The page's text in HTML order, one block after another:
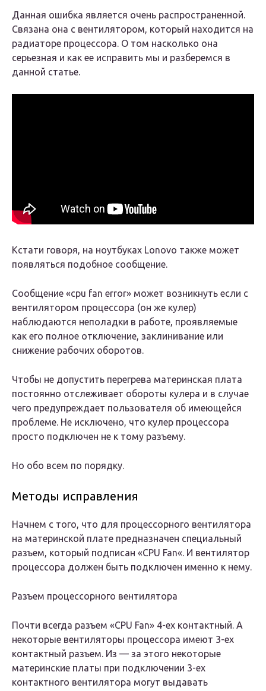
Данная ошибка является очень распространенной.
Связана она с вентилятором, который находится на
радиаторе процессора. О том насколько она
серьезная и как ее исправить мы и разберемся в
данной статье.
Кстати говоря, на ноутбуках Lonovo также может
появляться подобное сообщение.
Сообщение «cpu fan error» может возникнуть если с
вентилятором процессора (он же кулер)
наблюдаются неполадки в работе, проявляемые
как его полное отключение, заклинивание или
снижение рабочих оборотов.
Чтобы не допустить перегрева материнская плата
постоянно отслеживает обороты кулера и в случае
чего предупреждает пользователя об имеющейся
проблеме. Не исключено, что кулер процессора
просто подключен не к тому разъему.
Но обо всем по порядку.
Методы исправления
Начнем с того, что для процессорного вентилятора
на материнской плате предназначен специальный
разъем, который подписан «CPU Fan«. И вентилятор
процессора должен быть подключен именно к нему.
Разъем процессорного вентилятора
Почти всегда разъем «CPU Fan» 4-ех контактный. А
некоторые вентиляторы процессора имеют 3-ех
контактный разъем. Из — за этого некоторые
материнские платы при подключении 3-ех
контактного вентилятора могут выдавать